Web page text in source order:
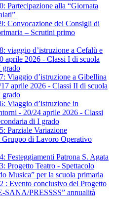
Partecipazione alla “Giornata
Convocazione dei Consigli di
– Scrutini primo
viaggio d’istruzione a Cefalù e
aprile 2026 - Classi I di scuola
grado
Viaggio d’istruzione a Gibellina
aprile 2026 - Classi II di scuola
grado
Viaggio d’istruzione in
- 20/24 aprile 2026 - Classi
di I grado
Parziale Variazione
Gruppo di Lavoro Operativo
Festeggiamenti Patrona S. Agata
Progetto Teatro - Spettacolo
Musica” per la scuola primaria
: Evento conclusivo del Progetto
SANA/PRESSSS” annualità